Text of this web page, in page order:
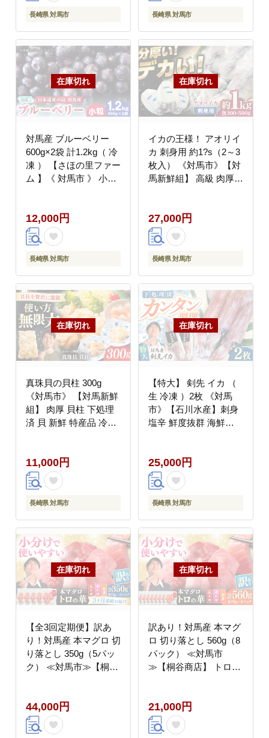
長崎県 対馬市 長崎県 対馬市
対馬産 ブルーベリー
600g×2袋 計1.2kg（ 冷
凍 ） 【さほの里ファー
ム 】《 対馬市 》 小
ーツ [WBG011]
12,000円
長崎県 対馬市
イカの王様！ アオリイ
カ 刺身用 約1?s（2～3
枚入） 《対馬市》【対
馬新鮮組】 高級 肉厚
27,000円
長崎県 対馬市
真珠貝の貝柱 300g
《対馬市》 【対馬新鮮
組】 肉厚 貝柱 下処理
済 貝 新鮮 特産品 冷凍
11,000円
長崎県 対馬市
【特大】 剣先 イカ （
生 冷凍 ）2枚 《対馬
市》【石川水産】刺身
塩辛 鮮度抜群 海鮮
25,000円
長崎県 対馬市
【全3回定期便】訳あ
り！対馬産 本マグロ 切
り落とし 350g（5パッ
ク） ≪対馬市≫【桐谷
ロ [WAQ020]
44,000円
訳あり！対馬産 本マグ
ロ 切り落とし 560g（8
パック） ≪対馬市
≫【桐谷商店】 トロの
21,000円